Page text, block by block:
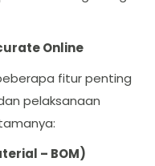
Online
fitur penting
pelaksanaan
– BOM)